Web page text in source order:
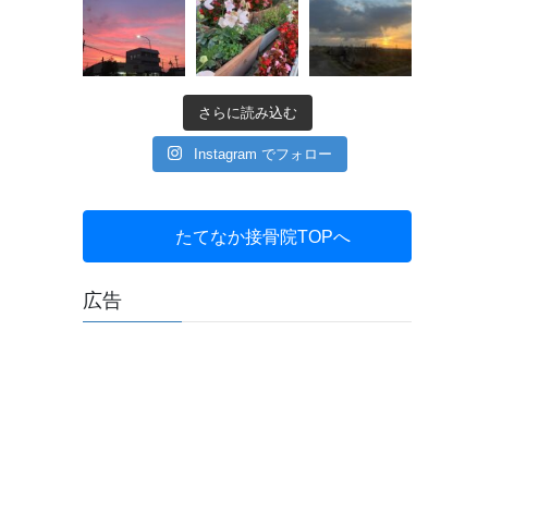
さらに読み込む
Instagram でフォロー
たてなか接骨院TOPへ
広告